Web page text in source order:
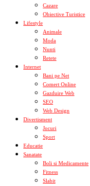
Cazare
Obiective Turistice
Lifestyle
Animale
Moda
Nunti
Retete
Internet
Bani pe Net
Comert Online
Gazduire Web
SEO
Web Design
Divertisment
Jocuri
Sport
Educatie
Sanatate
Boli si Medicamente
Fitness
Slabit